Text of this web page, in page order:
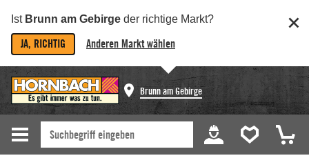
Ist Brunn am Gebirge der richtige Markt?
JA, RICHTIG Anderen Markt wählen
Brunn am Gebirge